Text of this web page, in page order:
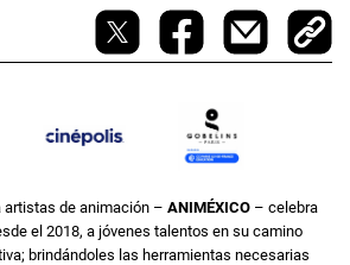
artistas de animación – ANIMÉXICO – celebra
el 2018, a jóvenes talentos en su camino
brindándoles las herramientas necesarias